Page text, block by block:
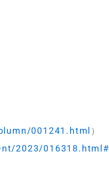
001241.html ）
2023/016318.html#